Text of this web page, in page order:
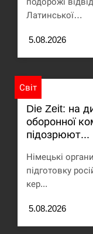
Под огнем
СЕРПЕНЬ
11:40
левиці
СЕРПЕНЬ
11:23
Россияне
есть
Латинської…
5.08.2026
Світ
Die Zeit: на
оборонної
підозрюют...
Німецькі
підготовку
кер...
5.08.2026